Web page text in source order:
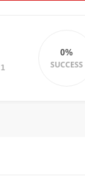
0%
SUCCESS
1 VOTE